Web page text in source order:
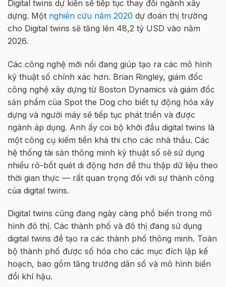
Digital twins dự kiến sẽ tiếp tục thay đổi ngành xây
dựng. Một nghiên cứu năm 2020 dự đoán thị trường
cho Digital twins sẽ tăng lên 48,2 tỷ USD vào năm
2026.
Các công nghệ mới nổi đang giúp tạo ra các mô hình
kỹ thuật số chính xác hơn. Brian Ringley, giám đốc
công nghệ xây dựng từ Boston Dynamics và giám đốc
sản phẩm của Spot the Dog cho biết tự động hóa xây
dựng và người máy sẽ tiếp tục phát triển và được
ngành áp dụng. Anh ấy coi bộ khởi đầu digital twins là
một công cụ kiếm tiền khả thi cho các nhà thầu. Các
hệ thống tài sản thông minh kỹ thuật số sẽ sử dụng
nhiều rô-bốt quét di động hơn để thu thập dữ liệu theo
thời gian thực — rất quan trọng đối với sự thành công
của digital twins.
Digital twins cũng đang ngày càng phổ biến trong mô
hình đô thị. Các thành phố và đô thị đang sử dụng
digital twins để tạo ra các thành phố thông minh. Toàn
bộ thành phố được số hóa cho các mục đích lập kế
hoạch, bao gồm tăng trưởng dân số và mô hình biến
đổi khí hậu.